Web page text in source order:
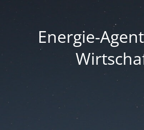
Energie-